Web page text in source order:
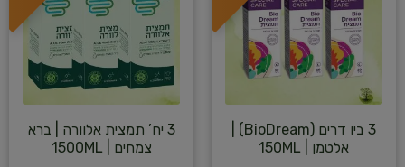
3 ביו דרים (BioDream) |
אלטמן | 150ML
3 יח’ תמצית אלוורה | ברא
צמחים | 1500ML